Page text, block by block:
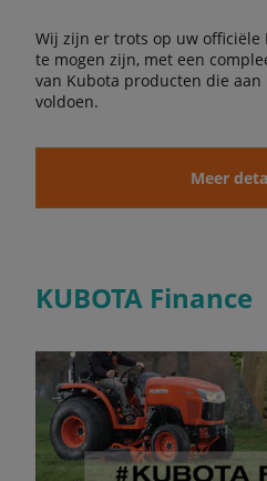
Wij zijn er trots op uw
te mogen zijn, met een
van Kubota producten die
voldoen.
Meer
KUBOTA Finance